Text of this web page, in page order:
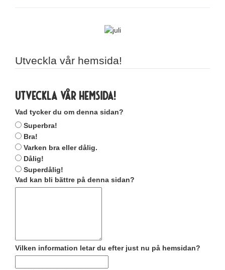
Utveckla vår hemsida!
Utveckla vår hemsida!
Vad tycker du om denna sidan?
Superbra!
Bra!
Varken bra eller dålig.
Dålig!
Superdålig!
Vad kan bli bättre på denna sidan?
Vilken information letar du efter just nu på hemsidan?